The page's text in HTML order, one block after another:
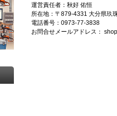
運営責任者：秋好 佑恒
所在地：〒879-4331 大分県玖
電話番号：0973-77-3838
お問合せメールアドレス：